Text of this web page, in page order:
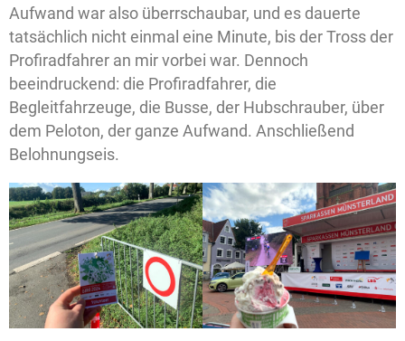
Aufwand war also überrschaubar, und es dauerte
tatsächlich nicht einmal eine Minute, bis der Tross der
Profiradfahrer an mir vorbei war. Dennoch
beeindruckend: die Profiradfahrer, die
Begleitfahrzeuge, die Busse, der Hubschrauber, über
dem Peloton, der ganze Aufwand. Anschließend
Belohnungseis.